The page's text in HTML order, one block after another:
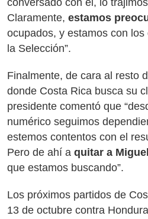
conversado con él, lo
Claramente, estamos
ocupados, y estamos con los
la Selección”.
Finalmente, de cara al resto
donde Costa Rica busca su
presidente comentó que
numérico seguimos
estemos contentos con el
Pero de ahí a quitar a
que estamos buscando”.
Los próximos partidos de
13 de octubre contra